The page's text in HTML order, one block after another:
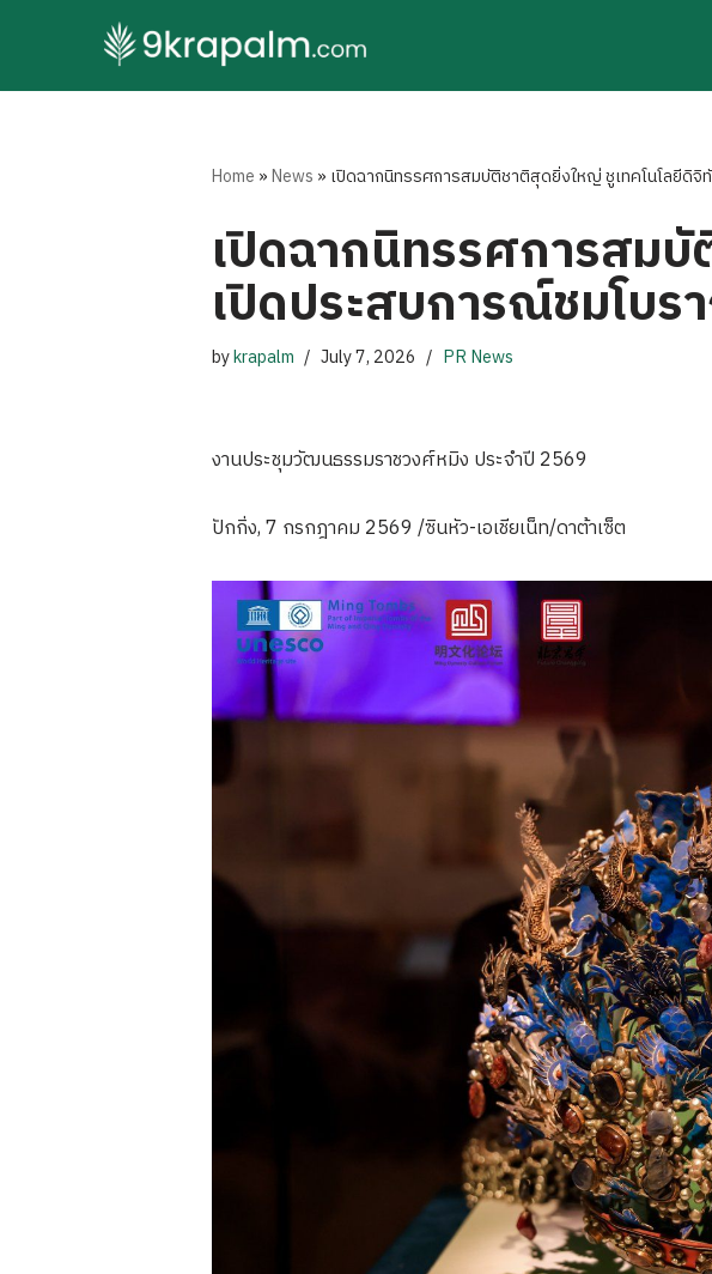
to
Home »News » เปิดฉากนิทรรศการสมบัติชาติสุดยิ่งใหญ่ ชูเทคโนโลยีดิ
เปิดฉากนิทรรศการสม
เปิดประสบการณ์ชมโบ
bykrapalm July 7, 2026 PR News
งานประชุมวัฒนธรรมราชวงศ์หมิง ประจำปี 2569
ปักกิ่ง, 7 กรกฎาคม 2569 /ซินหัว-เอเชียเน็ท/ดาต้าเซ็ต